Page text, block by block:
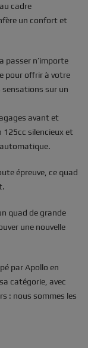
cadre
un confort et
passer n’importe
pour offrir à votre
sensations sur un
avant et
125cc silencieux et
automatique.
épreuve, ce quad
quad de grande
une nouvelle
par Apollo en
catégorie, avec
: nous sommes les